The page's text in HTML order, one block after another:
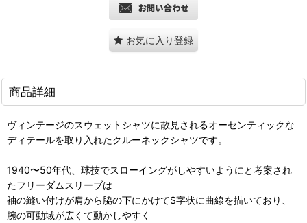
お気に入り登録
商品詳細
ヴィンテージのスウェットシャツに散見されるオーセンティックな
ディテールを取り入れたクルーネックシャツです。
1940〜50年代、球技でスローイングがしやすいようにと考案され
たフリーダムスリーブは
袖の縫い付けが肩から脇の下にかけてS字状に曲線を描いており、
腕の可動域が広くて動かしやすく